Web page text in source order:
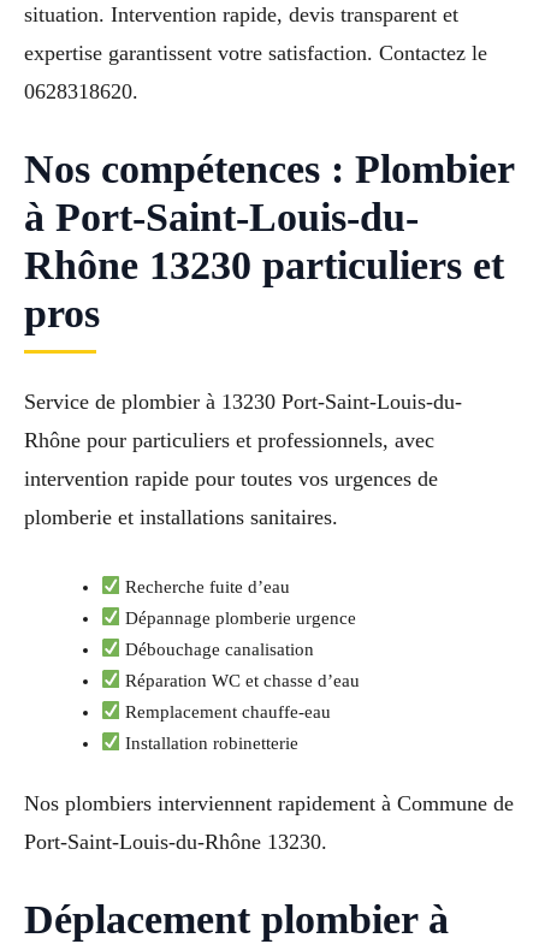
situation. Intervention rapide, devis transparent et
expertise garantissent votre satisfaction. Contactez le
0628318620.
Nos compétences : Plombier
à Port-Saint-Louis-du-
Rhône 13230 particuliers et
pros
Service de plombier à 13230 Port-Saint-Louis-du-
Rhône pour particuliers et professionnels, avec
intervention rapide pour toutes vos urgences de
plomberie et installations sanitaires.
Recherche fuite d’eau
Dépannage plomberie urgence
Débouchage canalisation
Réparation WC et chasse d’eau
Remplacement chauffe-eau
Installation robinetterie
Nos plombiers interviennent rapidement à Commune de
Port-Saint-Louis-du-Rhône 13230.
Déplacement plombier à